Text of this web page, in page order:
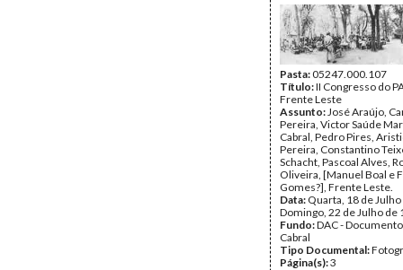
Pasta:05247.000.107
Título:II Congresso do
Frente Leste
Assunto:José Araújo,
Pereira, Victor Saúde
Cabral, Pedro Pires,
Pereira, Constantino
Schacht, Pascoal Alves,
Oliveira, [Manuel Boal e
Gomes?], Frente Leste.
Data: Quarta, 18 de
Domingo, 22 de Julho de
Fundo:DAC -
Cabral
Tipo Documental:
Página(s):3